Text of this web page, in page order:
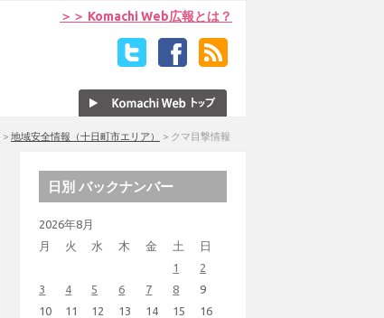
＞＞ Komachi Web広報とは？
> 地域安全情報（十日町市エリア） > クマ目撃情報
日別 バックナンバー
2026年8月
月
火 水 木 金 土 日
1
2
3
4 5 6 7 8
9
10
11 12 13 14 15
16